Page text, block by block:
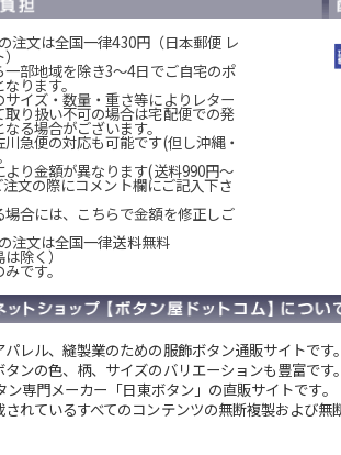
注文は全国一律430円（日本郵便 レ
）
部地域を除き3～4日でご自宅のポ
ります。
イズ・数量・重さ等によりレター
り扱い不可の場合は宅配便での発
る場合がございます。
急便の対応も可能です(但し沖縄・
り金額が異なります(送料990円～
文の際にコメント欄にご記入下さ
合には、こちらで金額を修正しご
注文は全国一律送料無料
は除く）
です。
レル、縫製業のための服飾ボタン通販サイトです。
ンの色、柄、サイズのバリエーションも豊富です。
ン専門メーカー「日東ボタン」の直販サイトです。
れているすべてのコンテンツの無断複製および無